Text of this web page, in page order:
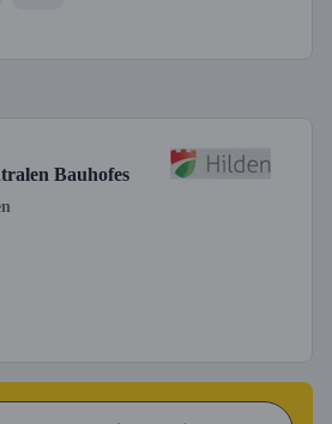
Bauhofes